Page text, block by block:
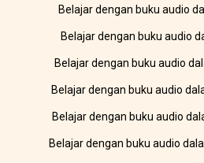
Belajar dengan buku audio
Belajar dengan buku audio
Belajar dengan buku audio
Belajar dengan buku audio
Belajar dengan buku audio
Belajar dengan buku audio